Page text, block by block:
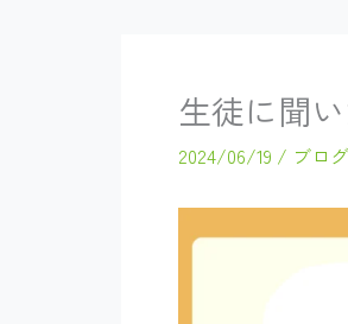
生徒に聞
2024/06/19 / ブログ